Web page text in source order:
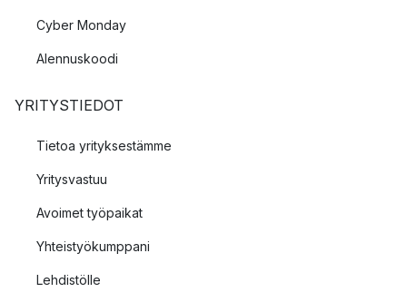
Cyber Monday
Alennuskoodi
YRITYSTIEDOT
Tietoa yrityksestämme
Yritysvastuu
Avoimet työpaikat
Yhteistyökumppani
Lehdistölle